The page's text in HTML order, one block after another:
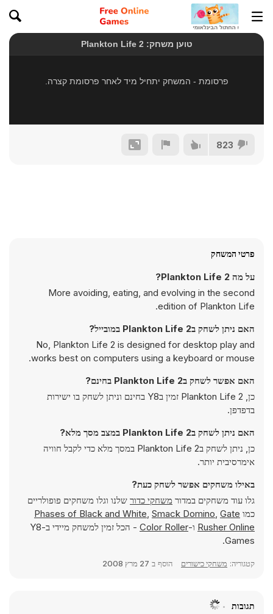
823
פרטי המשחק
על מה Plankton Life 2?
More avoiding, eating, and evolving in the second
edition of Plankton Life.
האם ניתן לשחק בPlankton Life 2 במובייל?
No, Plankton Life 2 is designed for desktop play and
works best on computers using a keyboard or mouse.
האם אפשר לשחק בPlankton Life 2 בחינם?
כן, Plankton Life 2 זמין בY8 בחינם וניתן לשחק בו ישירות
בדפדפן.
האם ניתן לשחק בPlankton Life 2 במצב מסך מלא?
כן, ניתן לשחק בPlankton Life 2 במסך מלא כדי לקבל חוויה
אימרסיבית יותר.
באילו משחקים אפשר לשחק כעת?
גלו עוד משחקים במדור משחקי כדור שלנו וגלו משחקים פופולריים
כמו
Phases of Black and White, Smack Domino, Gate
Rusher Online ו-Color Roller
- הכל זמין למשחק מיידי ב-Y8
Games.
קטגוריה: משחקי כישורים הוסף ב 27 מרץ 2008
תגובות